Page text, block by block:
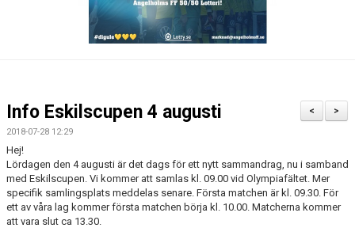
MEDLEMSANMÄLAN
>
<
Info Eskilscupen 4 augusti
2018-07-28 12:29
Hej!
Lördagen den 4 augusti är det dags för ett nytt sammandrag, nu i samband
med Eskilscupen. Vi kommer att samlas kl. 09.00 vid Olympiafältet. Mer
specifik samlingsplats meddelas senare. Första matchen är kl. 09.30. För
ett av våra lag kommer första matchen börja kl. 10.00. Matcherna kommer
att vara slut ca 13.30.